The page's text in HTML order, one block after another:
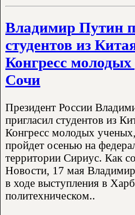
Владимир Путин
студентов из
Конгресс
Сочи
Президент России
пригласил студентов из
Конгресс молодых
пройдет осенью на
территории Сириус. Как
Новости, 17 мая
в ходе выступления в
политехническом..